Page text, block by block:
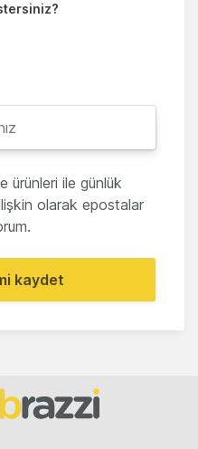
ürünleri ile günlük
olarak epostalar
kaydet